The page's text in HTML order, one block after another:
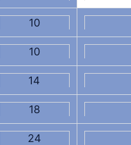
10
10
14
18
24